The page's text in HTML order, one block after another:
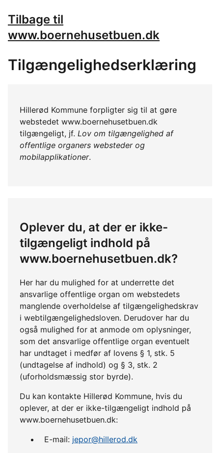
Tilbage til
www.boernehusetbuen.dk
Tilgængelighedserklæring
Hillerød Kommune forpligter sig til at gøre
webstedet www.boernehusetbuen.dk
tilgængeligt, jf. Lov om tilgængelighed af
offentlige organers websteder og
mobilapplikationer.
Oplever du, at der er ikke-
tilgængeligt indhold på
www.boernehusetbuen.dk?
Her har du mulighed for at underrette det
ansvarlige offentlige organ om webstedets
manglende overholdelse af tilgængelighedskrav
i webtilgængelighedsloven. Derudover har du
også mulighed for at anmode om oplysninger,
som det ansvarlige offentlige organ eventuelt
har undtaget i medfør af lovens § 1, stk. 5
(undtagelse af indhold) og § 3, stk. 2
(uforholdsmæssig stor byrde).
Du kan kontakte Hillerød Kommune, hvis du
oplever, at der er ikke-tilgængeligt indhold på
www.boernehusetbuen.dk:
E-mail: jepor@hillerod.dk